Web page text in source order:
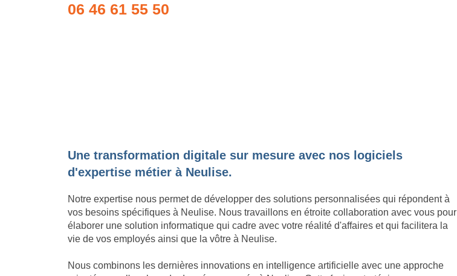
06 46 61 55 50
Une transformation digitale sur mesure avec nos logiciels
d'expertise métier à Neulise.
Notre expertise nous permet de développer des solutions personnalisées qui répondent à
vos besoins spécifiques à Neulise. Nous travaillons en étroite collaboration avec vous pour
élaborer une solution informatique qui cadre avec votre réalité d'affaires et qui facilitera la
vie de vos employés ainsi que la vôtre à Neulise.
Nous combinons les dernières innovations en intelligence artificielle avec une approche